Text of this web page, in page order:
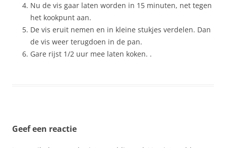
Nu de vis gaar laten worden in 15 minuten, net tegen
het kookpunt aan.
De vis eruit nemen en in kleine stukjes verdelen. Dan
de vis weer terugdoen in de pan.
Gare rijst 1/2 uur mee laten koken. .
Geef een reactie